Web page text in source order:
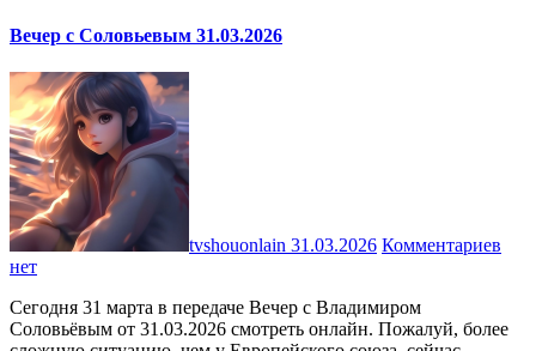
Вечер с Соловьевым 31.03.2026
tvshouonlain 31.03.2026 Комментариев
нет
Сегодня 31 марта в передаче Вечер с Владимиром
Соловьёвым от 31.03.2026 смотреть онлайн. Пожалуй, более